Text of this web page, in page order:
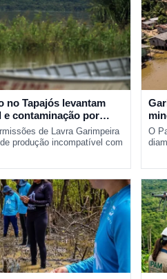
no Tapajós levantam
contaminação por
de Lavra Garimpeira
produção incompatível com
O